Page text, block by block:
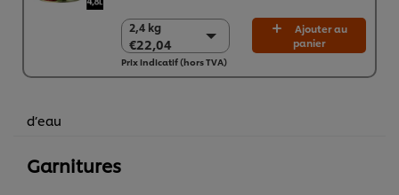
2,4 kg
€22,04
2,4 kg
€22,04
6 x 2,4 kg
Ajouter au
panier
Prix indicatif (hors TVA)
d’eau
Garnitures